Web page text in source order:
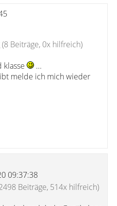
(8 Beiträge, 0x hilfreich)
klasse
...
melde ich mich wieder
09:37:38
Beiträge, 514x hilfreich)